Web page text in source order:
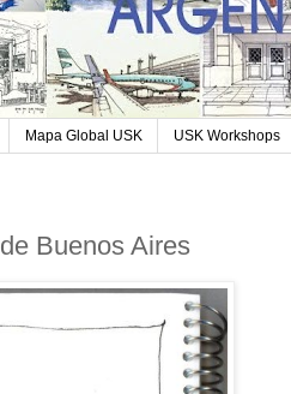
Mapa Global USK USK Workshops
Buenos Aires